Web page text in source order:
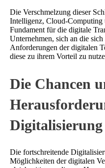
Die Verschmelzung dieser
Intelligenz, Cloud-Computing
Fundament für die digitale
Unternehmen, sich an die sich
Anforderungen der digitalen
diese zu ihrem Vorteil zu
Die Chancen
Digitalisierung
Die fortschreitende
Möglichkeiten der digitalen